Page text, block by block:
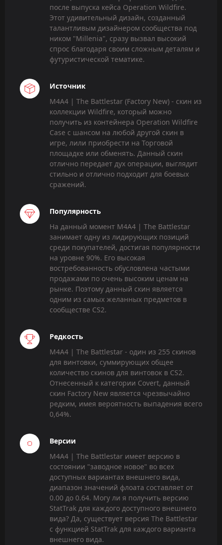
после выпуска кейса Operation Wildfire.
Этот удивительный дизайн, созданный
талантливым дизайнером сообщества под
ником "Millenia", сразу вызвал высокий
спрос благодаря своим сложным деталям и
футуристической тематике.
Источник
M4A4 | The Battlestar (Factory New) - скин из
коллекции Wildfire, который можно
получить из контейнера Operation Wildfire
Case с шансом на любой другой скин в
игре, лили приобрести на Торговой
площадке или обменять. Данный скин
отлично передает дух операции, выглядит
стильно и отлично подходит для боевых
сражений.
Популярность
На данный момент M4A4 | The Battlestar
занимает одну из лидирующих позиций
среди покупателей, достигая популярности
на уровне 90%. Его высокая
востребованность обусловлена частыми
продажами по очень высоким ценам на
рынке. Поэтому данный скин является
одним из самых желанных предметов в
сообществе CS2.
Редкость
M4A4 | The Battlestar - один из 255 скинов
для винтовки, суммирующих общее
количество скинов для винтовок в CS2.
Отнесенный к категории Covert, данный
скин Factory New является чрезвычайно
редким, имея вероятность выпадения всего
0,64%.
Версии
M4A4 | The Battlestar имеет версию в
состоянии "заводное новое" во всех
доступных вариантах внешнего вида,
диапазон значений флоата составляет от
0.00 до 0.64. Могу ли я получить версию
StatTrak для каждого доступного внешнего
вида? Да, существует версия The Battlestar
с функцией StatTrak для каждого варианта
внешнего вида.